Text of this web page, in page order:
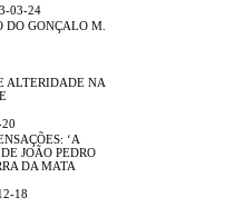
03-24
DO GONÇALO M.
ALTERIDADE NA
‘A
JOÃO PEDRO
DA MATA
18